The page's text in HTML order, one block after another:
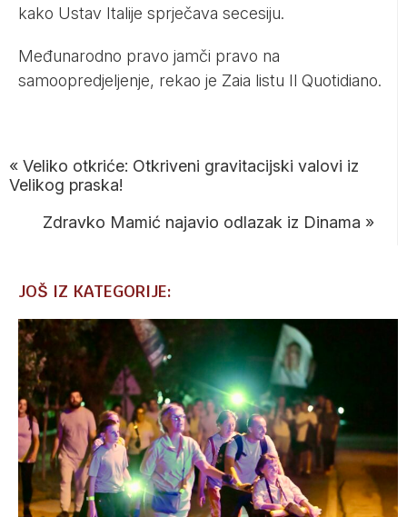
kako Ustav Italije sprječava secesiju.
Međunarodno pravo jamči pravo na
samoopredjeljenje, rekao je Zaia listu Il Quotidiano.
« Veliko otkriće: Otkriveni gravitacijski valovi iz
Velikog praska!
Zdravko Mamić najavio odlazak iz Dinama »
JOŠ IZ KATEGORIJE: